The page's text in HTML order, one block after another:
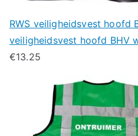
RWS veiligheidsvest hoofd
veiligheidsvest hoofd BHV
€13.25